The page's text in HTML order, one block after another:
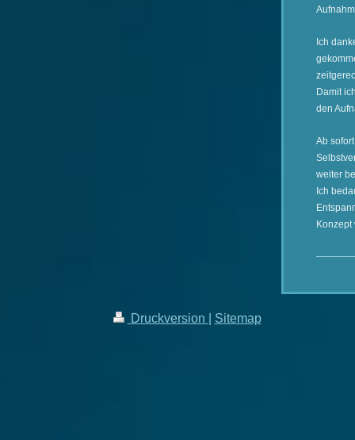
Ich
Damit
den
Ab
weiter
Ich
Druckversion Sitemap